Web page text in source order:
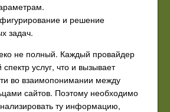
и решение
задач.
не полный. Каждый провайдер
услуг, что и вызывает
во взаимопонимании между
сайтов. Поэтому необходимо
ту информацию,